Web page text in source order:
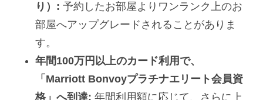
り）: 予約したお部屋よりワンランク上のお
部屋へアップグレードされることがありま
す。
年間100万円以上のカード利用で、
「Marriott Bonvoyプラチナエリート会員資
格」へ到達: 年間利用額に応じて、さらに上